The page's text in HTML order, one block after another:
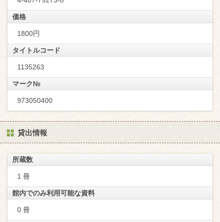
価格
1800円
タイトルコード
1135263
マーク№
973050400
貸出情報
所蔵数
1 冊
館内でのみ利用可能な資料
0 冊